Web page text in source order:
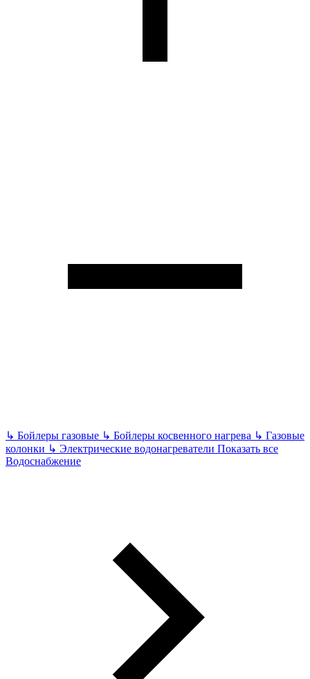
↳ Бойлеры газовые ↳ Бойлеры косвенного нагрева ↳ Газовые
колонки ↳ Электрические водонагреватели Показать все
Водоснабжение